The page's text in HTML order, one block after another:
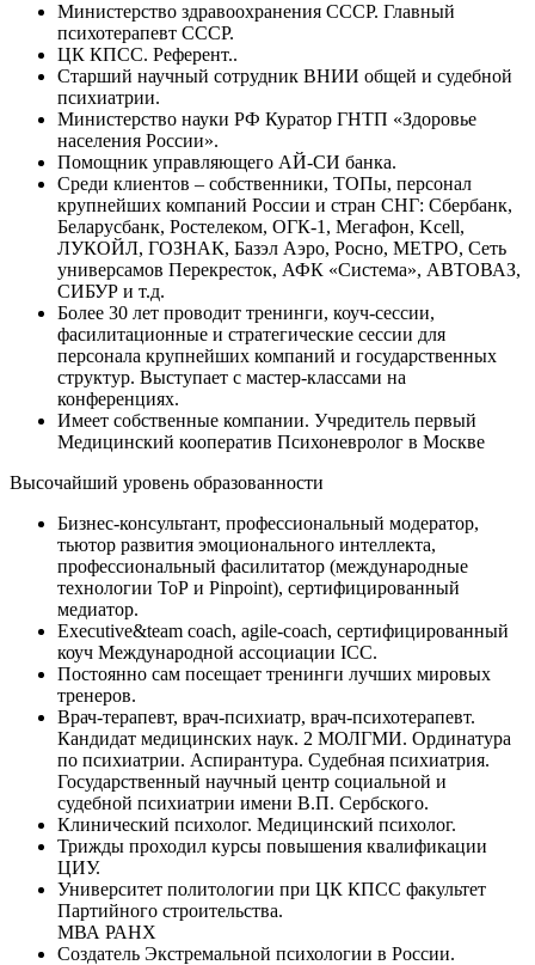
Министерство здравоохранения СССР. Главный
психотерапевт СССР.
ЦК КПСС. Референт..
Старший научный сотрудник ВНИИ общей и судебной
психиатрии.
Министерство науки РФ Куратор ГНТП «Здоровье
населения России».
Помощник управляющего АЙ-СИ банка.
Среди клиентов – собственники, ТОПы, персонал
крупнейших компаний России и стран СНГ: Сбербанк,
Беларусбанк, Ростелеком, ОГК-1, Мегафон, Kcell,
ЛУКОЙЛ, ГОЗНАК, Базэл Аэро, Росно, МЕТРО, Сеть
универсамов Перекресток, АФК «Система», АВТОВАЗ,
СИБУР и т.д.
Более 30 лет проводит тренинги, коуч-сессии,
фасилитационные и стратегические сессии для
персонала крупнейших компаний и государственных
структур. Выступает с мастер-классами на
конференциях.
Имеет собственные компании. Учредитель первый
Медицинский кооператив Психоневролог в Москве
Высочайший уровень образованности
Бизнес-консультант, профессиональный модератор,
тьютор развития эмоционального интеллекта,
профессиональный фасилитатор (международные
технологии ТоР и Pinpoint), сертифицированный
медиатор.
Executive&team coach, agile-coach, сертифицированный
коуч Международной ассоциации ICC.
Постоянно сам посещает тренинги лучших мировых
тренеров.
Врач-терапевт, врач-психиатр, врач-психотерапевт.
Кандидат медицинских наук. 2 МОЛГМИ. Ординатура
по психиатрии. Аспирантура. Судебная психиатрия.
Государственный научный центр социальной и
судебной психиатрии имени В.П. Сербского.
Клинический психолог. Медицинский психолог.
Трижды проходил курсы повышения квалификации
ЦИУ.
Университет политологии при ЦК КПСС факультет
Партийного строительства.
МВА РАНХ
Создатель Экстремальной психологии в России.